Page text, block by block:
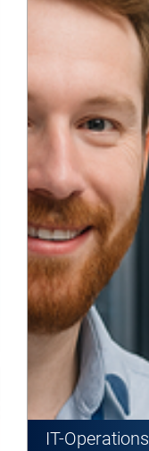
IT-Operations